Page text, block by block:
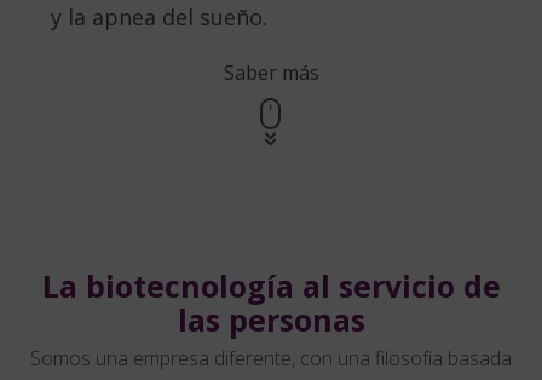
y la apnea del sueño.
Saber más
La biotecnología al servicio de
las personas
Somos una empresa diferente, con una filosofía basada